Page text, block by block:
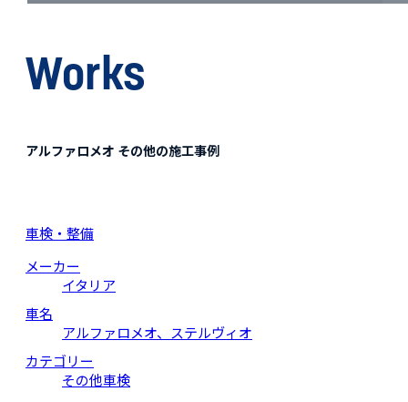
Works
アルファロメオ その他の施工事例
車検・整備
メーカー
イタリア
車名
アルファロメオ、ステルヴィオ
カテゴリー
その他車検